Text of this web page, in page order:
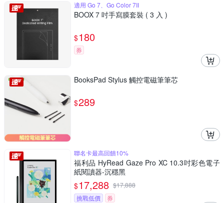
適用 Go 7、Go Color 7II
BOOX 7 吋手寫膜套裝 ( 3 入 )
$180
券
BooksPad Stylus 觸控電磁筆筆芯
$289
聯名卡最高回饋10%
福利品 HyRead Gaze Pro XC 10.3吋彩色電子
紙閱讀器-沉穩黑
$17,288 $17,888
挑戰低價
券